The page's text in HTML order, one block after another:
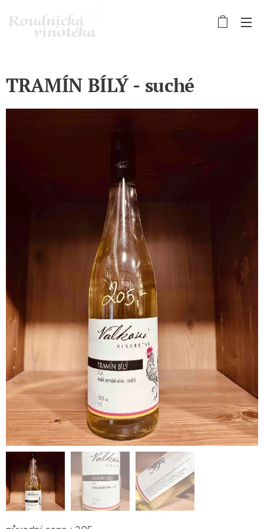
TRAMÍN BÍLÝ - suché